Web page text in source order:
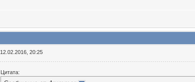
12.02.2016, 20:25
Цитата: